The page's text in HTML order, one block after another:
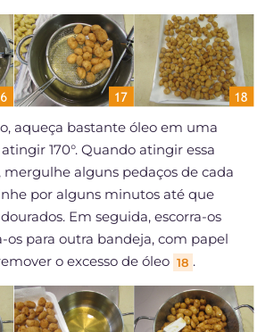
aqueça bastante óleo em uma
170°. Quando atingir essa
alguns pedaços de cada
por alguns minutos até que
Em seguida, escorra-os
os para outra bandeja, com papel
o excesso de óleo 18 .